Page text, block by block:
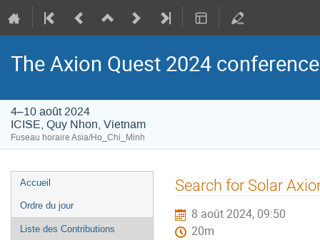
The Axion Quest 2024
4–10 août 2024
ICISE, Quy Nhon, Vietnam
Fuseau horaire Asia/Ho_Chi_Minh
Menu
de
l'événement
Accueil
Ordre du jour
Liste des Contributions
Search for Solar
8 août 2024, 09:50
20m